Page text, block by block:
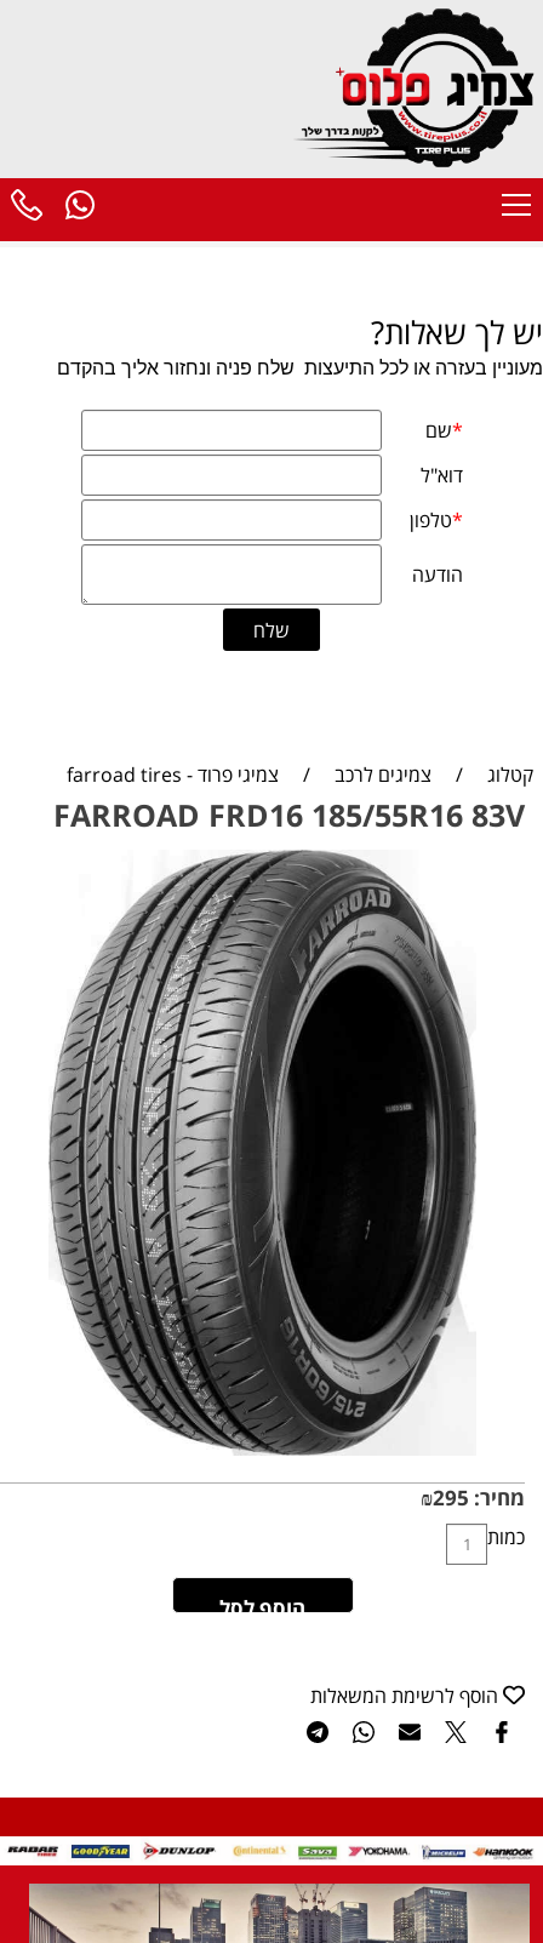
יש לך שאלות?
מעוניין בעזרה או לכל התיעצות שלח פניה ונחזור אליך בהקדם
קטלוג / צמיגים לרכב / צמיגי פרוד - farroad tires
FARROAD FRD16 185/55R16 83V
מחיר: ₪295
כמות
הוסף לסל
הוסף לרשימת המשאלות